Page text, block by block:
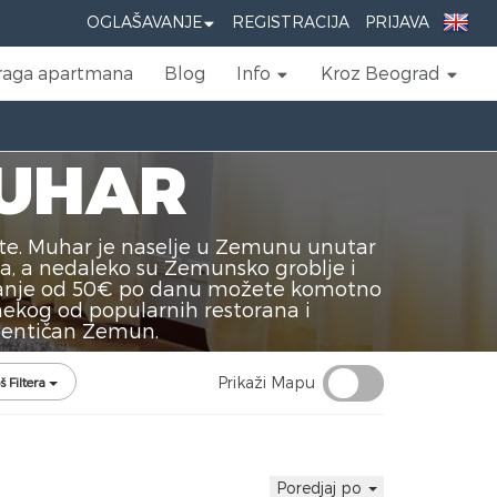
OGLAŠAVANJE REGISTRACIJA PRIJAVA
apartmana Blog Info Kroz Beograd
Muhar je naselje u Zemunu unutar
a nedaleko su Zemunsko groblje i
od 50€ po danu možete komotno
od popularnih restorana i
Zemun.
Filtera Prikaži Mapu
Poredjaj po